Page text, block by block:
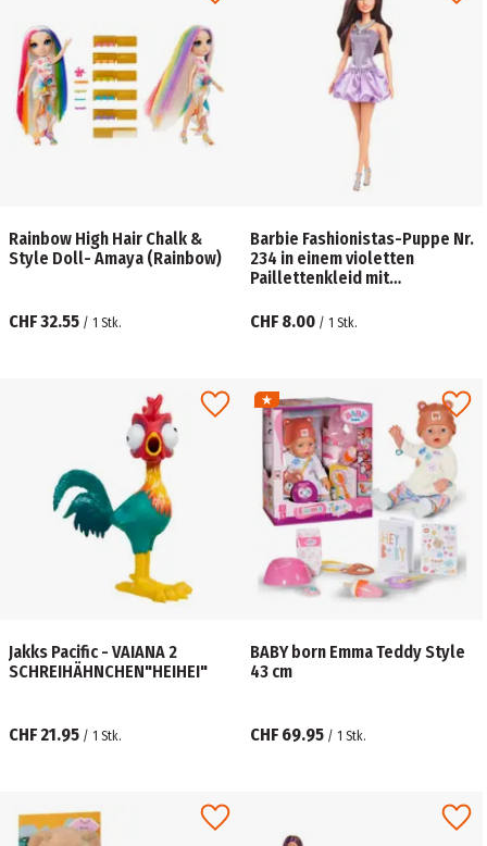
Rainbow High Hair Chalk &
Style Doll- Amaya (Rainbow)
CHF 32.55 / 1 Stk.
Barbie Fashionistas-Puppe Nr.
234 in einem violetten
Paillettenkleid mit
CHF 8.00 / 1 Stk.
Jakks Pacific - VAIANA 2
SCHREIHÄHNCHEN"HEIHEI"
CHF 21.95 / 1 Stk.
BABY born Emma Teddy Style
43 cm
CHF 69.95 / 1 Stk.